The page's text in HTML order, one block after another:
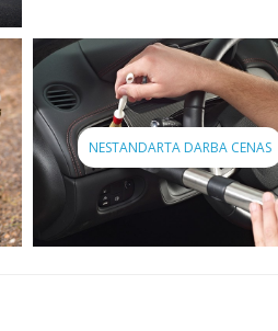
NESTANDARTA DARBA CENAS